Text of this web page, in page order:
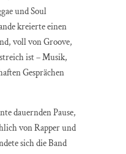
und Soul
kreierte einen
voll von Groove,
ist – Musik,
Gesprächen
dauernden Pause,
von Rapper und
sich die Band